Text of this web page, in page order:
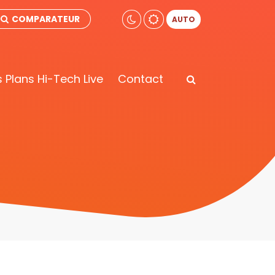
COMPARATEUR AUTO
Plans Hi-Tech Live Contact